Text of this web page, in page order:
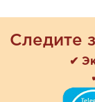
Следите
✔